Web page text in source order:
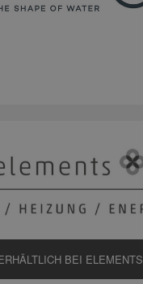
BEI ELEMENTS